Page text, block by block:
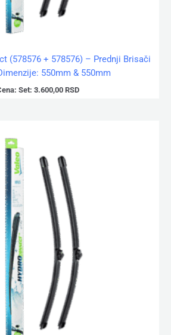
(578576 + 578576) – Prednji Brisači
550mm & 550mm
Set: 3.600,00 RSD